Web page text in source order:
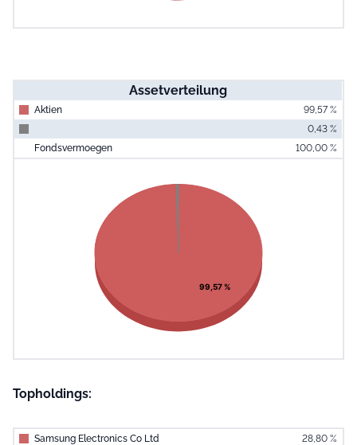
Assetverteilung
Aktien
99,57 %
0,43 %
Fondsvermoegen
100,00 %
Pie chart with 2 slices.
View as data table, Chart
99,57 %
Topholdings:
Samsung Electronics Co Ltd
28,80 %